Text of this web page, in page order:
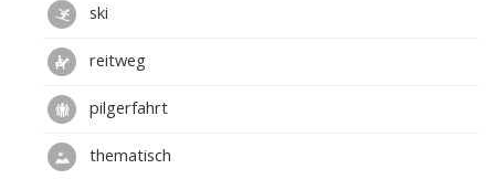
ski
reitweg
pilgerfahrt
thematisch